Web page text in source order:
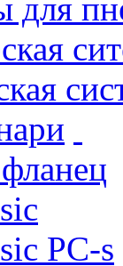
для
PC-s